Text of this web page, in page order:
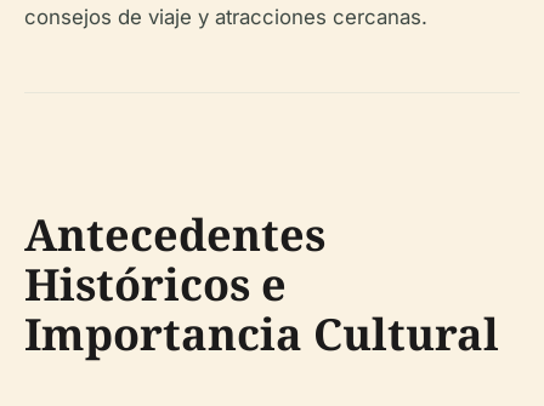
consejos de viaje y atracciones cercanas.
Antecedentes
Históricos e
Importancia Cultural